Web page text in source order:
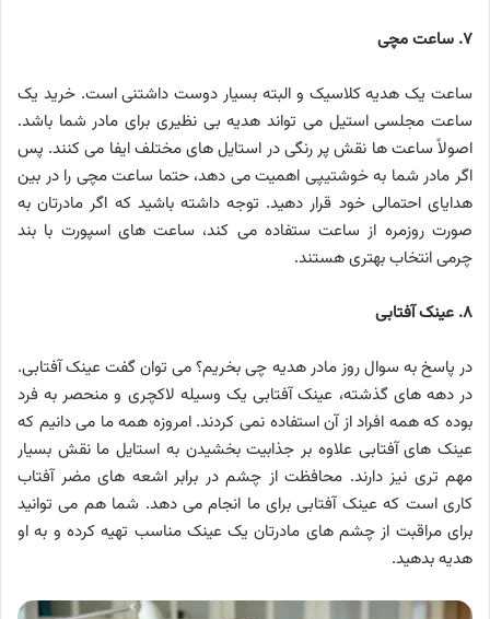
۷. ساعت مچی
ساعت یک هدیه کلاسیک و البته بسیار دوست داشتنی است. خرید یک
ساعت مجلسی استیل می تواند هدیه بی نظیری برای مادر شما باشد.
اصولاً ساعت ها نقش پر رنگی در استایل های مختلف ایفا می کنند. پس
اگر مادر شما به خوشتیپی اهمیت می دهد، حتما ساعت مچی را در بین
هدایای احتمالی خود قرار دهید. توجه داشته باشید که اگر مادرتان به
صورت روزمره از ساعت ستفاده می کند، ساعت های اسپورت با بند
چرمی انتخاب بهتری هستند.
۸. عینک آفتابی
در پاسخ به سوال روز مادر هدیه چی بخریم؟ می توان گفت عینک آفتابی.
در دهه های گذشته، عینک آفتابی یک وسیله لاکچری و منحصر به فرد
بوده که همه افراد از آن استفاده نمی کردند. امروزه همه ما می دانیم که
عینک های آفتابی علاوه بر جذابیت بخشیدن به استایل ما نقش بسیار
مهم تری نیز دارند. محافظت از چشم در برابر اشعه های مضر آفتاب
کاری است که عینک آفتابی برای ما انجام می دهد. شما هم می توانید
برای مراقبت از چشم های مادرتان یک عینک مناسب تهیه کرده و به او
هدیه بدهید.